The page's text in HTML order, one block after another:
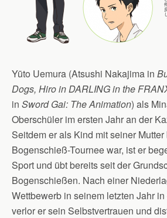
Yūto Uemura (Atsushi Nakajima in
Dogs, Hiro in DARLING in the
in Sword Gai: The Animation) als
Oberschüler im ersten Jahr an der
Seitdem er als Kind mit seiner
Bogenschieß-Tournee war, ist er
Sport und übt bereits seit der
Bogenschießen. Nach einer
Wettbewerb in seinem letzten Jahr
verlor er sein Selbstvertrauen und